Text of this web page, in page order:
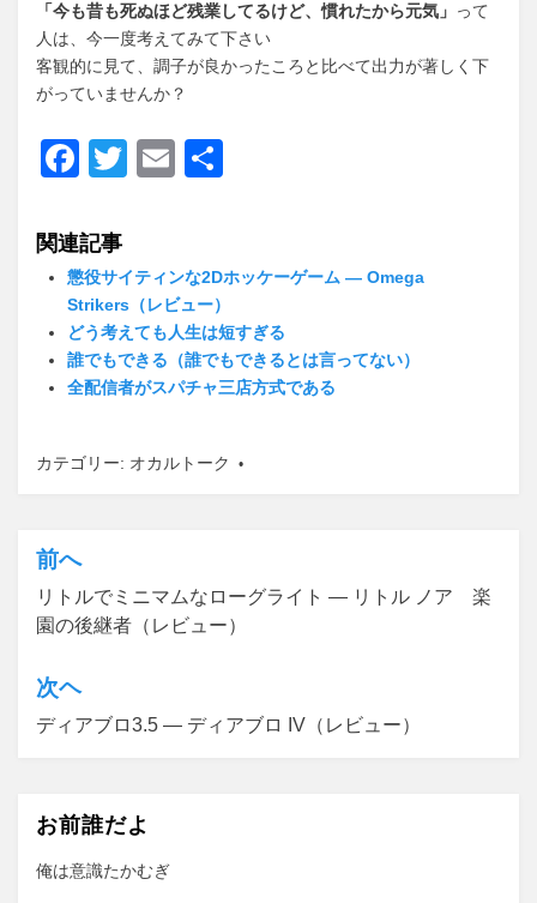
「今も昔も死ぬほど残業してるけど、慣れたから元気」 って
人は、今一度考えてみて下さい
客観的に見て、調子が良かったころと比べて出力が著しく下
がっていませんか？
F
c
e
b
o
o
T
er
E
関連記事
懲役サイティンな2Dホッケーゲーム ― Omega
Strikers（レビュー）
どう考えても人生は短すぎる
誰でもできる（誰でもできるとは言ってない）
全配信者がスパチャ三店方式である
カテゴリー: オカルトーク
投
稿
ナ
ビ
ゲ
シ
ョ
ン
前へ
リトルでミニマムなローグライト ― リトル ノア 楽
園の後継者（レビュー）
次ヘ
ディアブロ3.5 ― ディアブロ IV（レビュー）
お前誰だよ
俺は意識たかむぎ